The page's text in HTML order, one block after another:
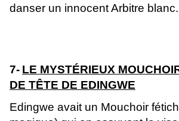
danser un innocent Arbitre blanc.
7- LE MYSTÉRIEUX
DE TÊTE DE EDINGWE
Edingwe avait un Mouchoir